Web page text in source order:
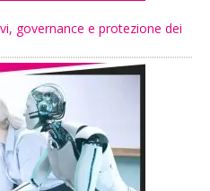
governance e protezione dei